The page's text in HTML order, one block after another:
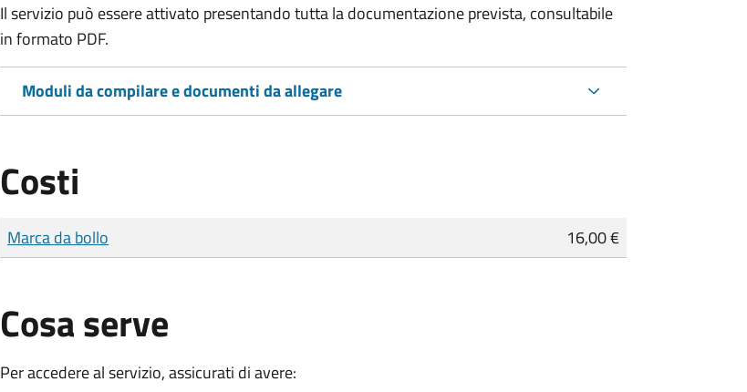
Il servizio può essere attivato presentando tutta la documentazione prevista, consultabile
in formato PDF.
Moduli da compilare e documenti da allegare
Costi
Tipo di pagamento
Importo
Marca da bollo 16,00 €
Cosa serve
Per accedere al servizio, assicurati di avere: